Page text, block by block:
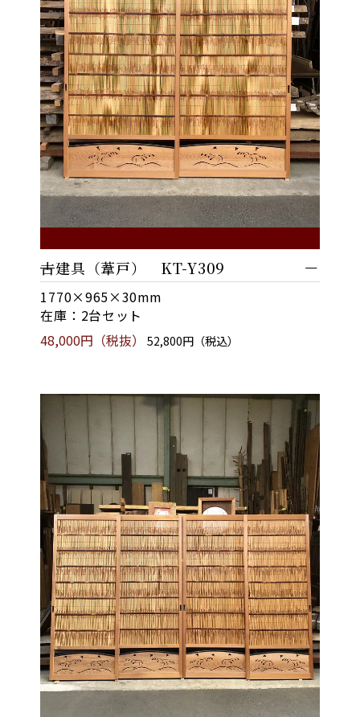
古建具（葦戸） KT-Y309
1770×965×30mm
在庫：2台セット
48,000円（税抜）
52,800円（税込）